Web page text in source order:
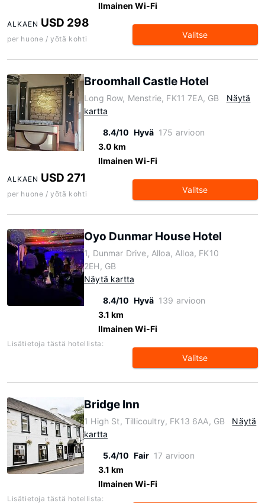
Ilmainen Wi-Fi
ALKAEN USD 298
per huone / yötä kohti Valitse
Broomhall Castle Hotel
Long Row, Menstrie, FK11 7EA, GB
Näytä
kartta
8.4/10 Hyvä 175 arvioon
3.0 km
Ilmainen Wi-Fi
ALKAEN USD 271
per huone / yötä kohti Valitse
Oyo Dunmar House Hotel
1, Dunmar Drive, Alloa, Alloa, FK10
2EH, GB
Näytä kartta
8.4/10 Hyvä 139 arvioon
3.1 km
Ilmainen Wi-Fi
Lisätietoja tästä hotellista:
Valitse
Bridge Inn
1 High St, Tillicoultry, FK13 6AA, GB
Näytä
kartta
5.4/10 Fair 17 arvioon
3.1 km
Ilmainen Wi-Fi
Lisätietoja tästä hotellista: